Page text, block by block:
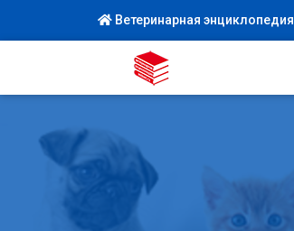
Ветеринарная энциклопедия